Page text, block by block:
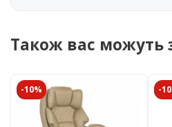
Також вас можуть
-10% -